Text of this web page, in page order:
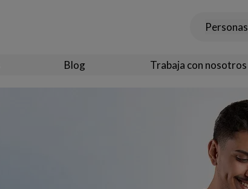
Personas
Blog Trabaja con nosotros